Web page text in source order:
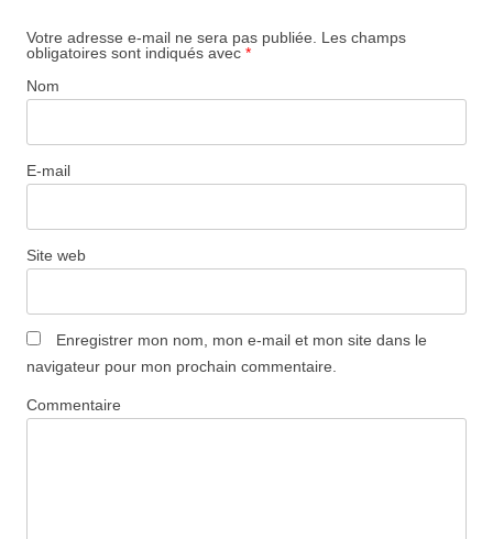
Votre adresse e-mail ne sera pas publiée.
Les champs
obligatoires sont indiqués avec *
Nom
E-mail
Site web
Enregistrer mon nom, mon e-mail et mon site dans le
navigateur pour mon prochain commentaire.
Commentaire